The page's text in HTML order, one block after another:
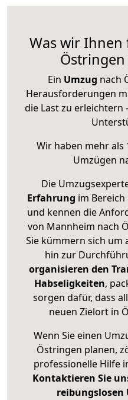
Was wir
Ein Umzug nach
Herausforderungen
die Last zu erleichtern
Wir haben mehr als
Umzügen
Die
Erfahrung im
und kennen die
von Mannheim nach
Sie kümmern sich um
hin zur
organisieren den
Habseligkeiten,
sorgen dafür, dass
neuen Zielort in
Wenn Sie einen
Östringen planen,
professionelle Hilfe
Kontaktieren Sie
reibungslosen